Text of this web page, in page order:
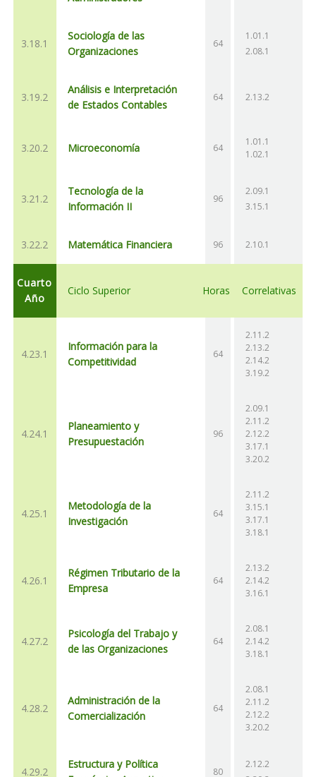
3.18.1
Sociología de las
Organizaciones
64
1.01.1
2.08.1
3.19.2
Análisis e Interpretación
de Estados Contables
64 2.13.2
3.20.2 Microeconomía 64
1.01.1
1.02.1
3.21.2
Tecnología de la
Información II
96
2.09.1
3.15.1
3.22.2 Matemática Financiera 96 2.10.1
Cuarto
Año
Ciclo Superior Horas Correlativas
4.23.1
Información para la
Competitividad
64
2.11.2
2.13.2
2.14.2
3.19.2
4.24.1
Planeamiento y
Presupuestación
96
2.09.1
2.11.2
2.12.2
3.17.1
3.20.2
4.25.1
Metodología de la
Investigación
64
2.11.2
3.15.1
3.17.1
3.18.1
4.26.1
Régimen Tributario de la
Empresa
64
2.13.2
2.14.2
3.16.1
4.27.2
Psicología del Trabajo y
de las Organizaciones
64
2.08.1
2.14.2
3.18.1
4.28.2
Administración de la
Comercialización
64
2.08.1
2.11.2
2.12.2
3.20.2
4.29.2
Estructura y Política
80
2.12.2